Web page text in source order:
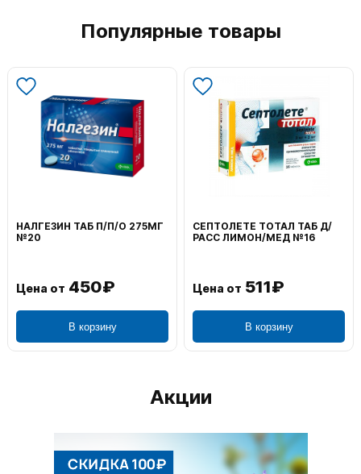
Популярные товары
НАЛГЕЗИН ТАБ П/П/О 275МГ
№20
Цена от 450₽
В корзину
СЕПТОЛЕТЕ ТОТАЛ ТАБ Д/
РАСС ЛИМОН/МЕД №16
Цена от 511₽
В корзину
Акции